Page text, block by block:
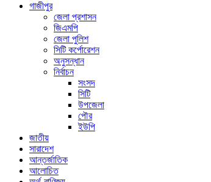
গাজীপুর
জেলা প্রশাসন
জিএমপি
জেলা পুলিশ
সিটি কর্পোরেশন
অনুসন্ধান
নির্বাচন
সংসদ
সিটি
উপজেলা
পৌর
ইউপি
জাতীয়
সারাদেশ
আন্তর্জাতিক
আলোচিত